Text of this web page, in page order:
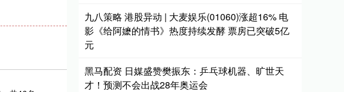
九八策略 港股异动 | 大麦娱乐(01060)涨超16% 电
影《给阿嬷的情书》热度持续发酵 票房已突破5亿
元
黑马配资 日媒盛赞樊振东：乒乓球机器、旷世天
才！预测不会出战28年奥运会